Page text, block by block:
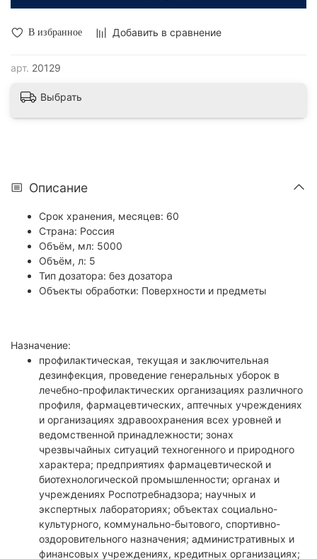
В избранное Добавить в сравнение
арт. 20129
Выбрать
Описание
Срок хранения, месяцев: 60
Страна: Россия
Объём, мл: 5000
Объём, л: 5
Тип дозатора: без дозатора
Объекты обработки: Поверхности и предметы
Назначение:
профилактическая, текущая и заключительная
дезинфекция, проведение генеральных уборок в
лечебно-профилактических организациях различного
профиля, фармацевтических, аптечных учреждениях
и организациях здравоохранения всех уровней и
ведомственной принадлежности; зонах
чрезвычайных ситуаций техногенного и природного
характера; предприятиях фармацевтической и
биотехнологической промышленности; органах и
учреждениях Роспотребнадзора; научных и
экспертных лабораториях; объектах социально-
культурного, коммунально-бытового, спортивно-
оздоровительного назначения; административных и
финансовых учреждениях, кредитных организациях;